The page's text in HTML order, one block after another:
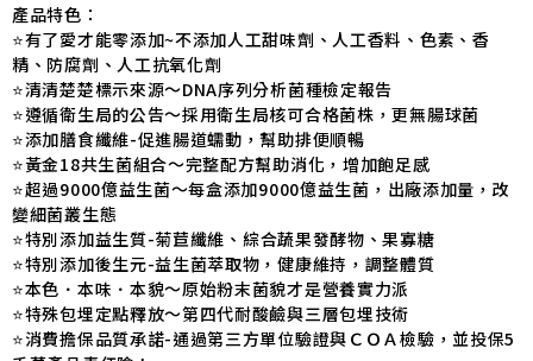
產品特色：
⭐️有了愛才能零添加~不添加人工甜味劑、人工香料、色素、香
精、防腐劑、人工抗氧化劑
⭐️清清楚楚標示來源～DNA序列分析菌種檢定報告
⭐️遵循衛生局的公告～採用衛生局核可合格菌株，更無腸球菌
⭐️添加膳食纖維-促進腸道蠕動，幫助排便順暢
⭐️黃金18共生菌組合～完整配方幫助消化，增加飽足感
⭐️超過9000億益生菌～每盒添加9000億益生菌，出廠添加量，改
變細菌叢生態
⭐️特別添加益生質-菊苣纖維、綜合蔬果發酵物、果寡糖
⭐️特別添加後生元-益生菌萃取物，健康維持，調整體質
⭐️本色．本味．本貌～原始粉末菌貌才是營養實力派
⭐️特殊包埋定點釋放～第四代耐酸鹼與三層包埋技術
⭐️消費擔保品質承諾-通過第三方單位驗證與ＣＯＡ檢驗，並投保5